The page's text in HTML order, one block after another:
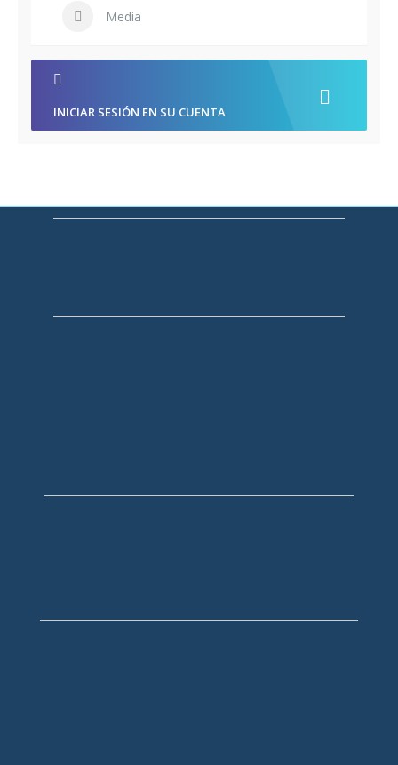
Media
INICIAR SESIÓN EN SU CUENTA